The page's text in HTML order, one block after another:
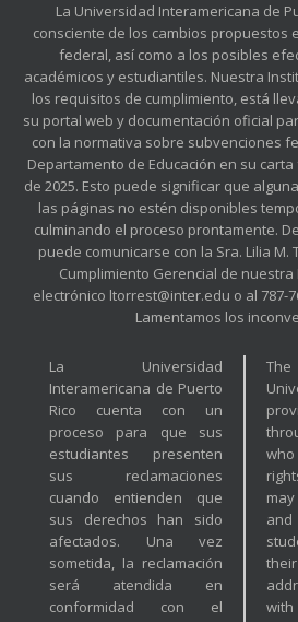
La Universidad Interamericana de
consciente de los cambios propuestos
federal, así como a los posibles
académicos y estudiantiles. Nuestra
los requisitos de cumplimiento, está
su portal web y documentación oficial
con la normativa sobre subvenciones
Departamento de Educación en su
de 2025. Esto puede significar que
las páginas no estén disponibles
culminando el proceso prontamente.
puede comunicarse con la Sra. Lilia M.
Cumplimiento Gerencial de
electrónico ltorrest@inter.edu o al 787-
Lamentamos los
La Universidad
Interamericana de Puerto
Rico cuenta con un
proceso para que sus
estudiantes presenten
sus reclamaciones
cuando entienden que
sus derechos han sido
afectados. Una vez
sometida, la reclamación
será atendida en
conformidad con el
and
with